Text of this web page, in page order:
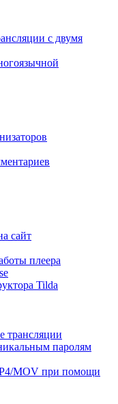
с двумя
сайт
плеера
Tilda
трансляции
паролям
MOV при помощи